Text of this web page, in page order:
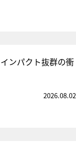
ンパクト抜群の衝
2026.08.02